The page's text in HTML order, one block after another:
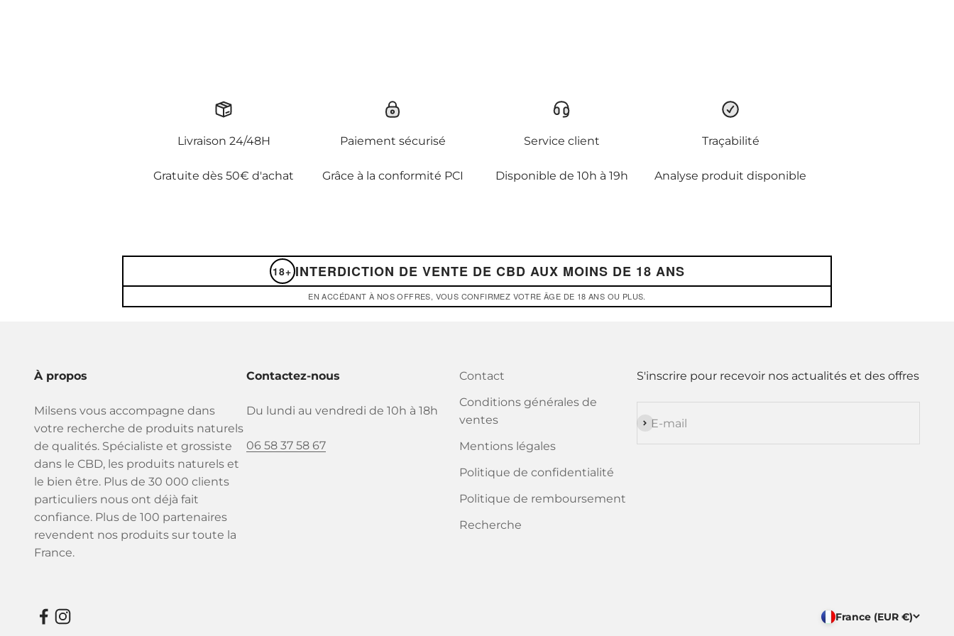
Livraison 24/48H
Gratuite dès 50€ d'achat
Paiement sécurisé
Grâce à la conformité PCI
Service client
Disponible de 10h à 19h
Traçabilité
Analyse produit disponible
18+ INTERDICTION DE VENTE DE CBD AUX MOINS DE 18 ANS
EN ACCÉDANT À NOS OFFRES, VOUS CONFIRMEZ VOTRE ÂGE DE 18 ANS OU PLUS.
À propos
Milsens vous accompagne dans
votre recherche de produits naturels
de qualités. Spécialiste et grossiste
dans le CBD, les produits naturels et
le bien être. Plus de 30 000 clients
particuliers nous ont déjà fait
confiance. Plus de 100 partenaires
revendent nos produits sur toute la
France.
Contactez-nous
Du lundi au vendredi de 10h à 18h
06 58 37 58 67
Contact
Conditions générales de
ventes
Mentions légales
Politique de confidentialité
Politique de remboursement
Recherche
S'inscrire pour recevoir nos actualités et des offres
E-mail
S'inscrire
France (EUR €)